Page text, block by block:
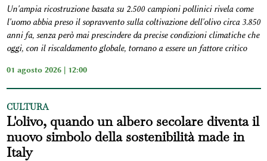
Un'ampia ricostruzione basata su 2.500 campioni pollinici rivela come
l'uomo abbia preso il sopravvento sulla coltivazione dell'olivo circa 3.850
anni fa, senza però mai prescindere da precise condizioni climatiche che
oggi, con il riscaldamento globale, tornano a essere un fattore critico
01 agosto 2026 | 12:00
CULTURA
L'olivo, quando un albero secolare diventa il
nuovo simbolo della sostenibilità made in
Italy